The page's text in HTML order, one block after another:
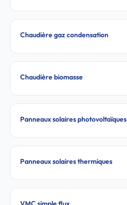
Chaudière gaz condensation
Chaudière biomasse
Panneaux solaires photovoltaïques
Panneaux solaires thermiques